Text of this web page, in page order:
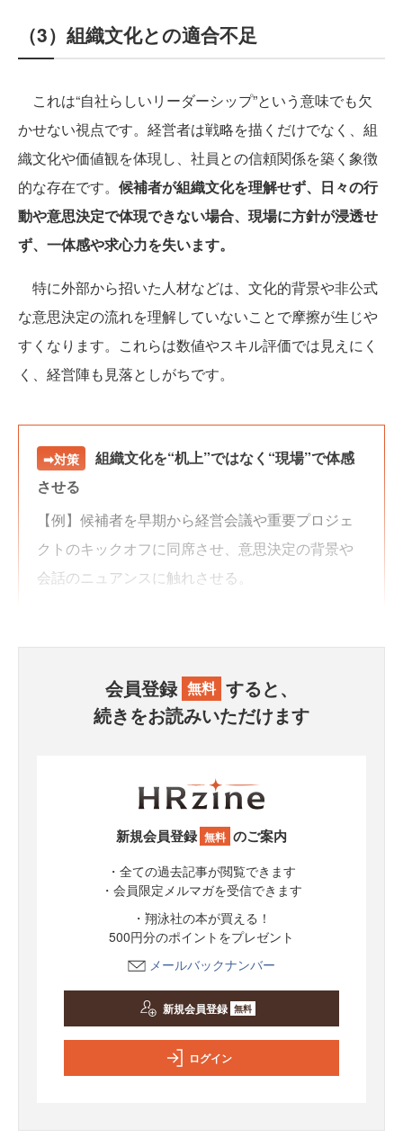
（3）組織文化との適合不足
これは“自社らしいリーダーシップ”という意味でも欠
かせない視点です。経営者は戦略を描くだけでなく、組
織文化や価値観を体現し、社員との信頼関係を築く象徴
的な存在です。 候補者が組織文化を理解せず、日々の行
動や意思決定で体現できない場合、現場に方針が浸透せ
ず、一体感や求心力を失います。
特に外部から招いた人材などは、文化的背景や非公式
な意思決定の流れを理解していないことで摩擦が生じや
すくなります。これらは数値やスキル評価では見えにく
く、経営陣も見落としがちです。
➡対策
組織文化を“机上”ではなく“現場”で体感
させる
【例】候補者を早期から経営会議や重要プロジェ
クトのキックオフに同席させ、意思決定の背景や
会話のニュアンスに触れさせる。
会員登録 無料 すると、
続きをお読みいただけます
新規会員登録 無料 のご案内
・全ての過去記事が閲覧できます
・会員限定メルマガを受信できます
・翔泳社の本が買える！
500円分のポイントをプレゼント
メールバックナンバー
新規会員登録 無料
ログイン